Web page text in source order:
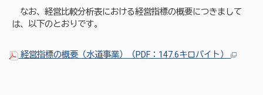
なお、経営比較分析表における経営指標の概要につきまして
は、以下のとおりです。
経営指標の概要（水道事業）（PDF：147.6キロバイト）